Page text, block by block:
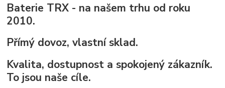
Baterie TRX - na našem trhu od roku
2010.
Přímý dovoz, vlastní sklad.
Kvalita, dostupnost a spokojený zákazník.
To jsou naše cíle.